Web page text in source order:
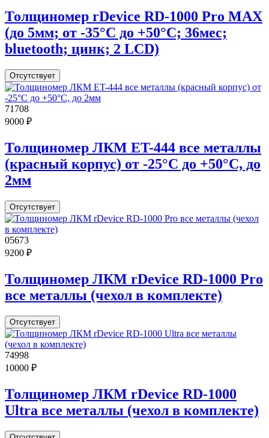
Толщиномер rDevice RD-1000 Pro MAX
(до 5мм; от -35°С до +50°С; 36мес;
bluetooth; цинк; 2 LCD)
Отсутствует
71708
9000 ₽
Толщиномер ЛКМ ET-444 все металлы
(красный корпус) от -25°С до +50°С, до
2мм
Отсутствует
05673
9200 ₽
Толщиномер ЛКМ rDevice RD-1000 Pro
все металлы (чехол в комплекте)
Отсутствует
74998
10000 ₽
Толщиномер ЛКМ rDevice RD-1000
Ultra все металлы (чехол в комплекте)